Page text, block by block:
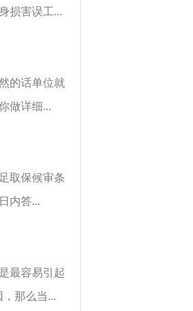
损害误工...
的话单位就
做详细...
取保候审条
内答...
最容易引起
那么当...